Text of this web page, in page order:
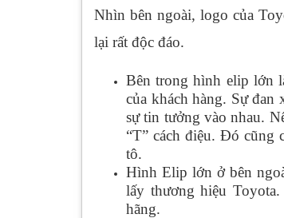
Nhìn bên ngoài, logo của
lại rất độc đáo.
Bên trong hình elip lớn
của khách hàng. Sự
sự tin tưởng vào nhau.
“T” cách điệu. Đó cũng
tô.
Hình Elip lớn ở bên
lấy thương hiệu
hãng.